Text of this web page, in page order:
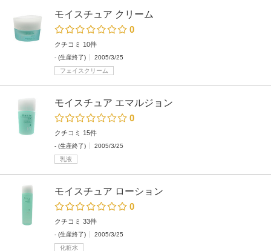
モイスチュア クリーム
0
クチコミ 10件
- (生産終了)
2005/3/25
フェイスクリーム
モイスチュア エマルジョン
0
クチコミ 15件
- (生産終了)
2005/3/25
乳液
モイスチュア ローション
0
クチコミ 33件
- (生産終了)
2005/3/25
化粧水